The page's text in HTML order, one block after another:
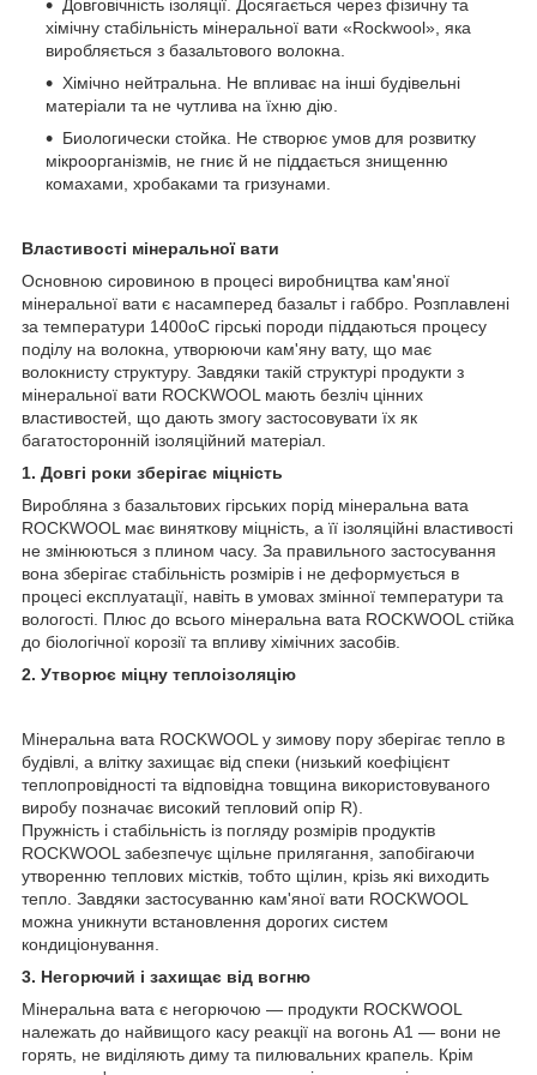
Довговічність ізоляції. Досягається через фізичну та
хімічну стабільність мінеральної вати «Rockwool», яка
виробляється з базальтового волокна.
Хімічно нейтральна. Не впливає на інші будівельні
матеріали та не чутлива на їхню дію.
Биологически стойка. Не створює умов для розвитку
мікроорганізмів, не гниє й не піддається знищенню
комахами, хробаками та гризунами.
Властивості мінеральної вати
Основною сировиною в процесі виробництва кам'яної
мінеральної вати є насамперед базальт і габбро. Розплавлені
за температури 1400oC гірські породи піддаються процесу
поділу на волокна, утворюючи кам'яну вату, що має
волокнисту структуру. Завдяки такій структурі продукти з
мінеральної вати ROCKWOOL мають безліч цінних
властивостей, що дають змогу застосовувати їх як
багатосторонній ізоляційний матеріал.
1. Довгі роки зберігає міцність
Виробляна з базальтових гірських порід мінеральна вата
ROCKWOOL має виняткову міцність, а її ізоляційні властивості
не змінюються з плином часу. За правильного застосування
вона зберігає стабільність розмірів і не деформується в
процесі експлуатації, навіть в умовах змінної температури та
вологості. Плюс до всього мінеральна вата ROCKWOOL стійка
до біологічної корозії та впливу хімічних засобів.
2. Утворює міцну теплоізоляцію
Мінеральна вата ROCKWOOL у зимову пору зберігає тепло в
будівлі, а влітку захищає від спеки (низький коефіцієнт
теплопровідності та відповідна товщина використовуваного
виробу позначає високий тепловий опір R).
Пружність і стабільність із погляду розмірів продуктів
ROCKWOOL забезпечує щільне прилягання, запобігаючи
утворенню теплових містків, тобто щілин, крізь які виходить
тепло. Завдяки застосуванню кам'яної вати ROCKWOOL
можна уникнути встановлення дорогих систем
кондиціонування.
3. Негорючий і захищає від вогню
Мінеральна вата є негорючою — продукти ROCKWOOL
належать до найвищого касу реакції на вогонь A1 — вони не
горять, не виділяють диму та пилювальних крапель. Крім